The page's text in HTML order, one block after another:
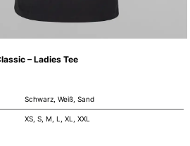
– Ladies Tee
Schwarz, Weiß, Sand
XS, S, M, L, XL, XXL